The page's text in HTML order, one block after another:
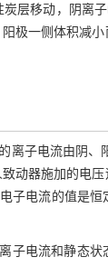
层移动，阴离子
极一侧体积减
离子电流由阴
动器施加的电
子电流的值是
子电流和静态